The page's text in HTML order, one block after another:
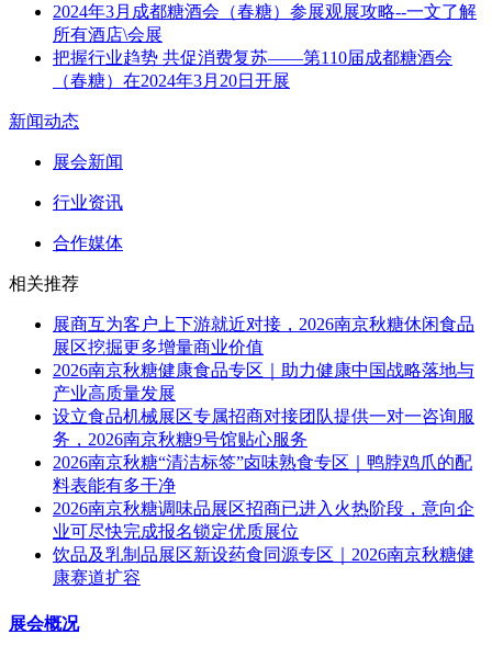
2024年3月成都糖酒会（春糖）参展观展攻略--一文了解
所有酒店\会展
把握行业趋势 共促消费复苏——第110届成都糖酒会
（春糖）在2024年3月20日开展
新闻动态
展会新闻
行业资讯
合作媒体
相关推荐
展商互为客户上下游就近对接，2026南京秋糖休闲食品
展区挖掘更多增量商业价值
2026南京秋糖健康食品专区｜助力健康中国战略落地与
产业高质量发展
设立食品机械展区专属招商对接团队提供一对一咨询服
务，2026南京秋糖9号馆贴心服务
2026南京秋糖“清洁标签”卤味熟食专区｜鸭脖鸡爪的配
料表能有多干净
2026南京秋糖调味品展区招商已进入火热阶段，意向企
业可尽快完成报名锁定优质展位
饮品及乳制品展区新设药食同源专区｜2026南京秋糖健
康赛道扩容
展会概况